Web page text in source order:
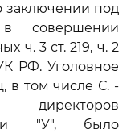
заключении под
совершении
ч. 3 ст. 219, ч. 2
УК РФ. Уголовное
в том числе С. -
директоров
"У", было